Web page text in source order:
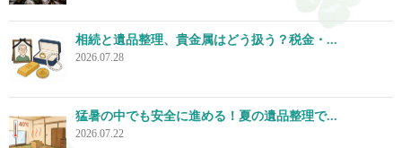
相続と遺品整理、貴金属はどう扱う？税金・...
2026.07.28
猛暑の中でも安全に進める！夏の遺品整理で...
2026.07.22